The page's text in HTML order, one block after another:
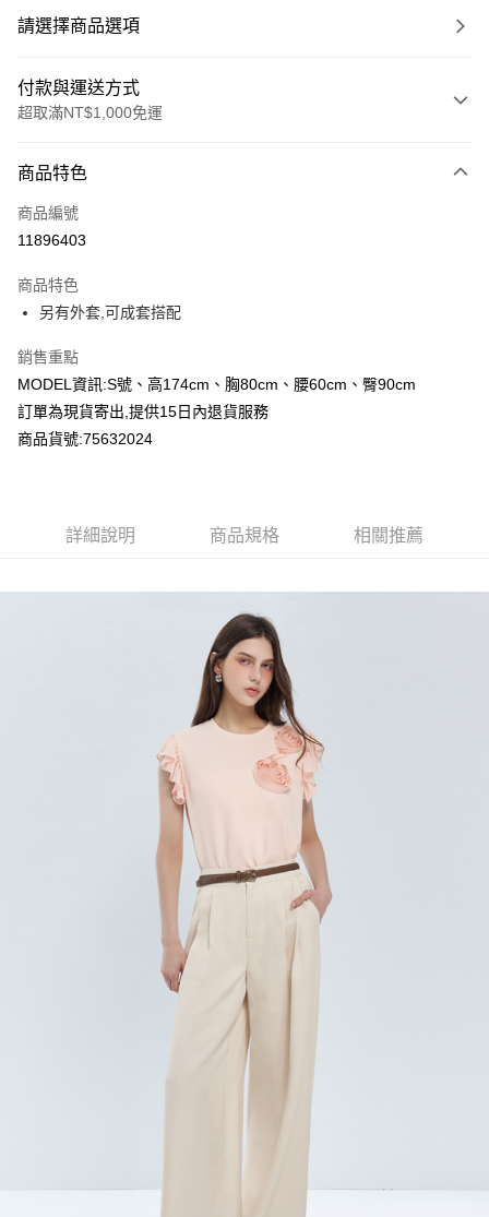
請選擇商品選項
付款與運送方式
超取滿NT$1,000免運
信用卡一次付款
超商取貨付款
Apple Pay
Google Pay
運送方式
全家付款取貨
每筆NT$80，滿NT$1,000(含以上)免運費
每筆NT$80，滿NT$1,000(含以上)免運費
每筆NT$120，滿NT$1,000(含以上)免運費
每筆NT$400，滿NT$2,000(含以上)免運費
商品特色
商品編號
11896403
商品特色
另有外套,可成套搭配
銷售重點
MODEL資訊:S號、高174cm、胸80cm、腰60cm、臀90cm
訂單為現貨寄出,提供15日內退貨服務
商品貨號:75632024
詳細說明 商品規格 相關推薦